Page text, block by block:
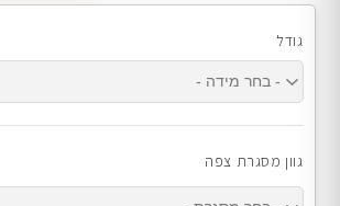
גודל
גוון מסגרת צפה